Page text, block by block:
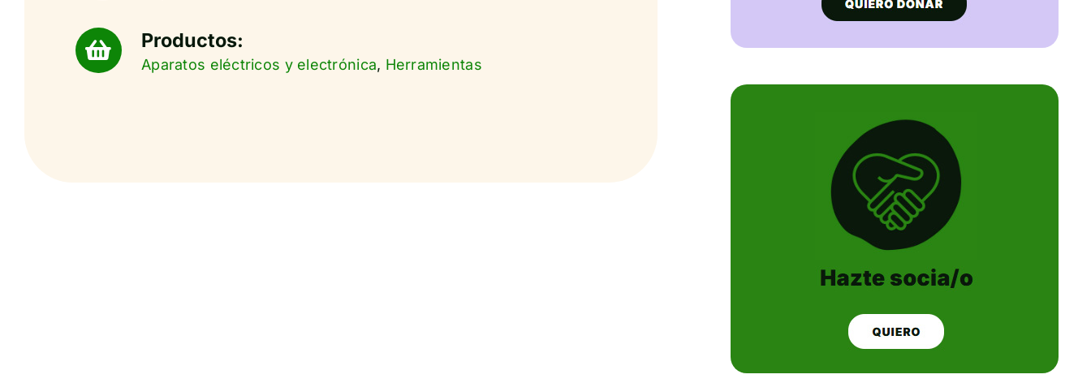
Productos:
Aparatos eléctricos y electrónica, Herramientas